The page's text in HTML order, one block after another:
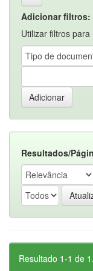
Adicionar filtros:
Utilizar filtros
Resultados/
Resultado 1-1 de 1.